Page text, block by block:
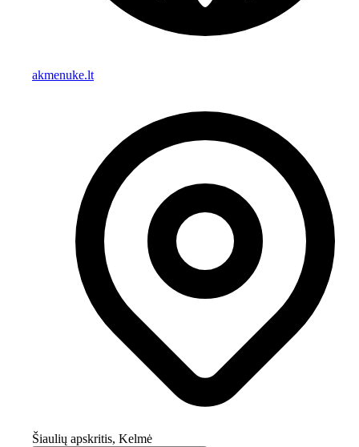
akmenuke.lt
Šiaulių apskritis, Kelmė